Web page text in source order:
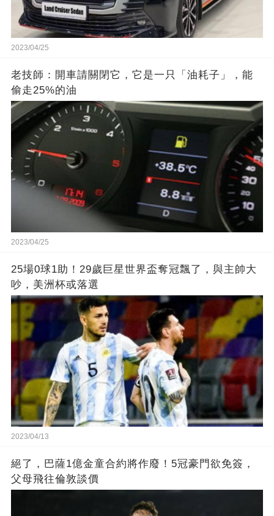
2023/04/25
老技師：開車請關閉它，它是一只「油耗子」，能
偷走25%的油
2023/04/25
25場0球1助！29歲巨星世界盃奪冠飄了，與主帥大
吵，美洲杯或落選
2023/04/13
絕了，巴薩1億金童合約將作廢！5冠豪門欲免簽，
父母飛往倫敦談價